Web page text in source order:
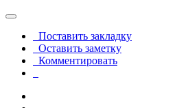
Поставить закладку
Оставить заметку
Комментировать